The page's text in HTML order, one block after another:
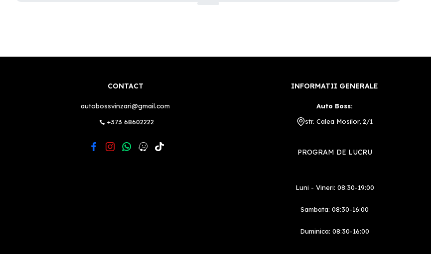
CONTACT
autobossvinzari@gmail.com
+373 68602222
INFORMATII GENERALE
Auto Boss:
str. Calea Mosilor, 2/1
PROGRAM DE LUCRU
Luni - Vineri: 08:30-19:00
Sambata: 08:30-16:00
Duminica: 08:30-16:00